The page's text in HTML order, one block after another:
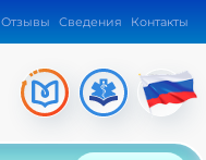
Отзывы Сведения Контакты